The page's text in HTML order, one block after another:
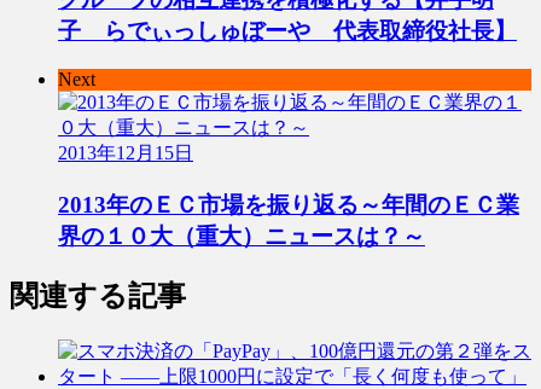
子 らでぃっしゅぼーや 代表取締役社長】
Next
2013年12月15日
2013年のＥＣ市場を振り返る～年間のＥＣ業
界の１０大（重大）ニュースは？～
関連する記事